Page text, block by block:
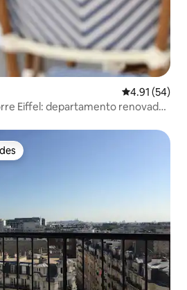
Calificación
4.91 (54)
Eiffel: departamento renovado